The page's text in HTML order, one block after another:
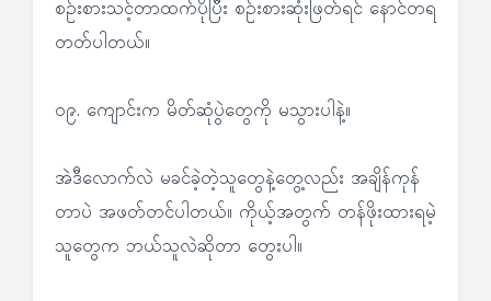
စဉ်းစားသင့်တာထက်ပိုပြီး စဉ်းစားဆုံးဖြတ်ရင် နောင်တရ
တတ်ပါတယ်။
၀၉. ကျောင်းက မိတ်ဆုံပွဲတွေကို မသွားပါနဲ့။
အဲဒီလောက်လဲ မခင်ခဲ့တဲ့သူတွေနဲ့တွေ့လည်း အချိန်ကုန်
တာပဲ အဖတ်တင်ပါတယ်။ ကိုယ့်အတွက် တန်ဖိုးထားရမဲ့
သူတွေက ဘယ်သူလဲဆိုတာ တွေးပါ။